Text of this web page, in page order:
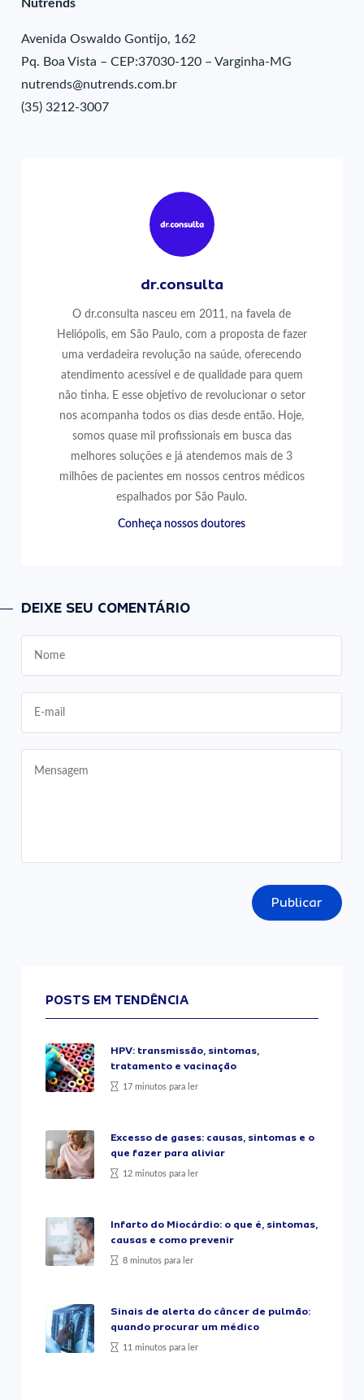
Nutrends
Avenida Oswaldo Gontijo, 162
Pq. Boa Vista – CEP:37030-120 – Varginha-MG
nutrends@nutrends.com.br
(35) 3212-3007
dr.consulta
O dr.consulta nasceu em 2011, na favela de
Heliópolis, em São Paulo, com a proposta de fazer
uma verdadeira revolução na saúde, oferecendo
atendimento acessível e de qualidade para quem
não tinha. E esse objetivo de revolucionar o setor
nos acompanha todos os dias desde então. Hoje,
somos quase mil profissionais em busca das
melhores soluções e já atendemos mais de 3
milhões de pacientes em nossos centros médicos
espalhados por São Paulo.
Conheça nossos doutores
DEIXE SEU COMENTÁRIO
Publicar
POSTS EM TENDÊNCIA
HPV: transmissão, sintomas,
tratamento e vacinação
17 minutos para ler
Excesso de gases: causas, sintomas e o
que fazer para aliviar
12 minutos para ler
Infarto do Miocárdio: o que é, sintomas,
causas e como prevenir
8 minutos para ler
Sinais de alerta do câncer de pulmão:
quando procurar um médico
11 minutos para ler